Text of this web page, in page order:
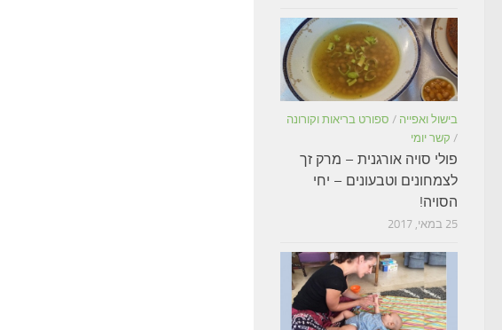
בישול ואפייה / ספורט בריאות וקורונה
/ קשר יומי
פולי סויה אורגנית – מרק זך
לצמחונים וטבעונים – יחי
הסויה!
25 במאי, 2017